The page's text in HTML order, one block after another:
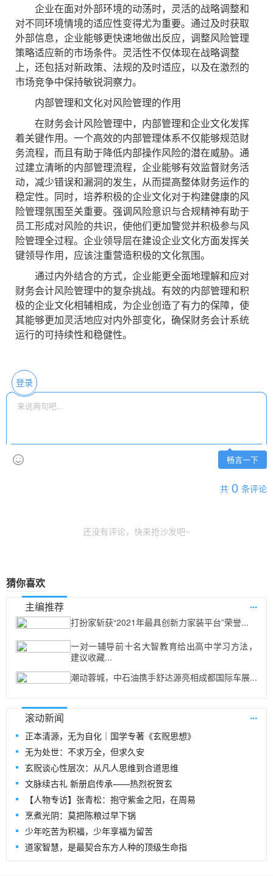
企业在面对外部环境的动荡时，灵活的战略调整和
对不同环境情境的适应性变得尤为重要。通过及时获取
外部信息，企业能够更快速地做出反应，调整风险管理
策略适应新的市场条件。灵活性不仅体现在战略调整
上，还包括对新政策、法规的及时适应，以及在激烈的
市场竞争中保持敏锐洞察力。
内部管理和文化对风险管理的作用
在财务会计风险管理中，内部管理和企业文化发挥
着关键作用。一个高效的内部管理体系不仅能够规范财
务流程，而且有助于降低内部操作风险的潜在威胁。通
过建立清晰的内部管理流程，企业能够有效监督财务活
动，减少错误和漏洞的发生，从而提高整体财务运作的
稳定性。同时，培养积极的企业文化对于构建健康的风
险管理氛围至关重要。强调风险意识与合规精神有助于
员工形成对风险的共识，使他们更加警觉并积极参与风
险管理全过程。企业领导层在建设企业文化方面发挥关
键领导作用，应该注重营造积极的文化氛围。
通过内外结合的方式，企业能更全面地理解和应对
财务会计风险管理中的复杂挑战。有效的内部管理和积
极的企业文化相辅相成，为企业创造了有力的保障，使
其能够更加灵活地应对内外部变化，确保财务会计系统
运行的可持续性和稳健性。
登录
畅言一下
共 0 条评论
还没有评论，快来抢沙发吧~
猜你喜欢
主编推荐
...
打扮家斩获“2021年最具创新力家装平台”荣誉...
一对一辅导前十名大智教育给出高中学习方法，
建议收藏...
潮动蓉城，中石油携手舒达源亮相成都国际车展...
滚动新闻 ...
正本清源，无为自化｜国学专著《玄贶思想》
无为处世：不求万全，但求久安
玄贶谈心性层次：从凡人思维到合道思维
文脉续古礼 新册启传承——热烈祝贺玄
【人物专访】张青松：抱守紫金之阳，在周易
烹煮光阴：莫把陈粮过早下锅
少年吃苦为积福，少年享福为留苦
道家智慧，是最契合东方人种的顶级生命指